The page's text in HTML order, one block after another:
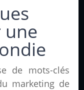
une
de mots-clés
marketing de